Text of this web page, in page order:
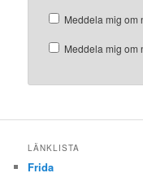
Meddela mig om
Meddela mig om
LÄNKLISTA
Frida